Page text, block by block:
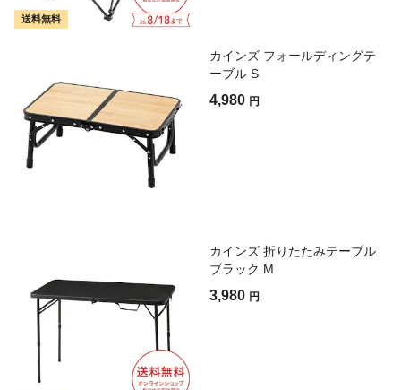
送料無料
カインズ フォールディングテ
ーブル S
4,980 円
カインズ 折りたたみテーブル
ブラック M
3,980 円